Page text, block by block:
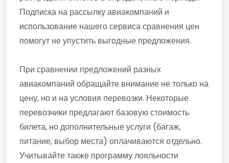
Подписка на рассылку авиакомпаний и
использование нашего сервиса сравнения цен
помогут не упустить выгодные предложения.
При сравнении предложений разных
авиакомпаний обращайте внимание не только на
цену, но и на условия перевозки. Некоторые
перевозчики предлагают базовую стоимость
билета, но дополнительные услуги (багаж,
питание, выбор места) оплачиваются отдельно.
Учитывайте также программу лояльности